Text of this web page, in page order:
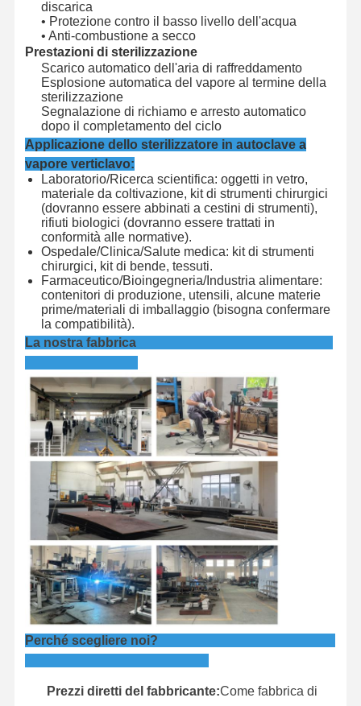
discarica
• Protezione contro il basso livello dell'acqua
• Anti-combustione a secco
Prestazioni di sterilizzazione
Scarico automatico dell'aria di raffreddamento
Esplosione automatica del vapore al termine della
sterilizzazione
Segnalazione di richiamo e arresto automatico
dopo il completamento del ciclo
Applicazione dello sterilizzatore in autoclave a
vapore verticlavo:
Laboratorio/Ricerca scientifica: oggetti in vetro,
materiale da coltivazione, kit di strumenti chirurgici
(dovranno essere abbinati a cestini di strumenti),
rifiuti biologici (dovranno essere trattati in
conformità alle normative).
Ospedale/Clinica/Salute medica: kit di strumenti
chirurgici, kit di bende, tessuti.
Farmaceutico/Bioingegneria/Industria alimentare:
contenitori di produzione, utensili, alcune materie
prime/materiali di imballaggio (bisogna confermare
la compatibilità).
La nostra fabbrica
Perché scegliere noi?
Prezzi diretti del fabbricante:Come fabbrica di